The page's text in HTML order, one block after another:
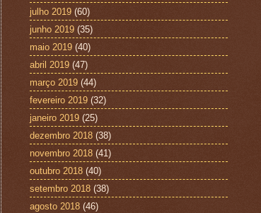
julho 2019 (60)
junho 2019 (35)
maio 2019 (40)
abril 2019 (47)
março 2019 (44)
fevereiro 2019 (32)
janeiro 2019 (25)
dezembro 2018 (38)
novembro 2018 (41)
outubro 2018 (40)
setembro 2018 (38)
agosto 2018 (46)